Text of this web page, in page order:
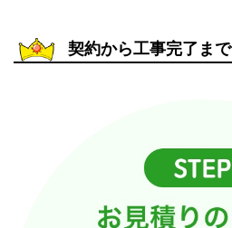
契約から工事完了まで